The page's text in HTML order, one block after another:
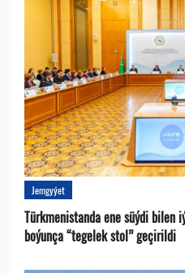
Jemgyýet
Türkmenistanda ene süýdi bilen
boýunça “tegelek stol” geçirildi